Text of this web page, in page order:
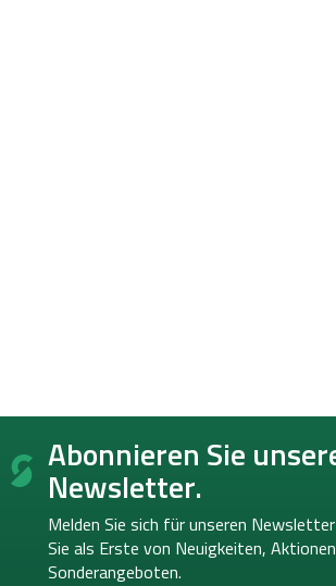
F
ß Abonnieren Sie
Newsletter.
Melden Sie sich für unseren
Sie als Erste von Neuigkeiten,
Sonderangeboten.